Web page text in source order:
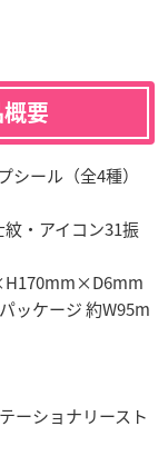
要
ール（全4種）
・アイコン31振
ッケージ 約W95m
ーショナリースト